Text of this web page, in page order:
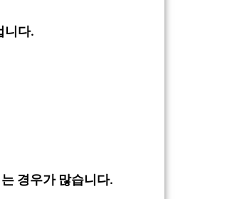
니다.
경우가 많습니다.